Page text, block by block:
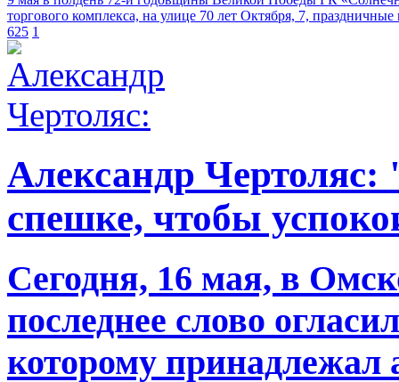
торгового комплекса, на улице 70 лет Октября, 7, праздничные
625 1
Александр Чертоляс:
спешке, чтобы
Сегодня, 16 мая, в
последнее слово
которому